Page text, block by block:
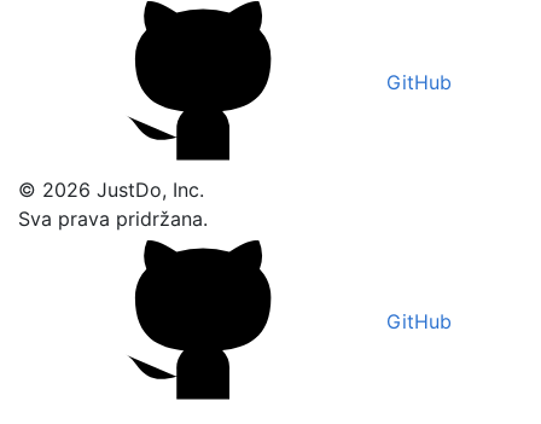
GitHub
© 2026 JustDo, Inc.
Sva prava pridržana.
GitHub